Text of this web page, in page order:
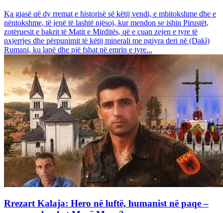
Ka gjasë që dy rremat e historisë së këtij vendi, e mbitokshme dhe e
nëntokshme, të jenë të lashtë njësoj, kur mendon se ishin Pirustët,
zotëruesit e bakrit të Matit e Mirditës, që e çuan zejen e tyre të
nxjerrjes dhe përpunimit të këtij minerali me ngjyra deri në (Dakì)
Rumani, ku lanë dhe një fshat në emrin e tyre...
Rrezart Kalaja: Hero në luftë, humanist në paqe –